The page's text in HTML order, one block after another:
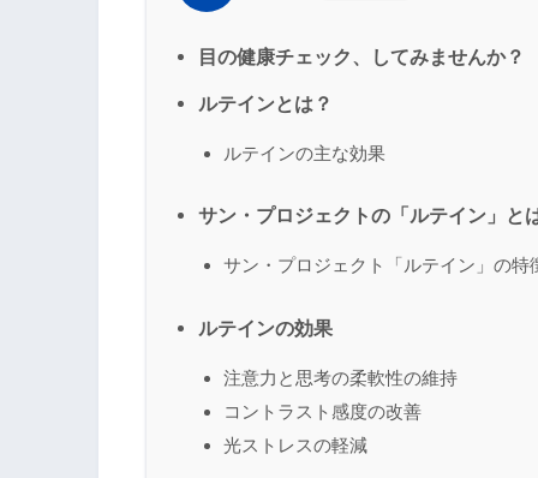
目の健康チェック、してみませんか？
ルテインとは？
ルテインの主な効果
サン・プロジェクトの「ルテイン」と
サン・プロジェクト「ルテイン」の特
ルテインの効果
注意力と思考の柔軟性の維持
コントラスト感度の改善
光ストレスの軽減